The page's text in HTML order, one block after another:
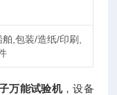
,包装/造纸/印刷,
万能试验机，设备